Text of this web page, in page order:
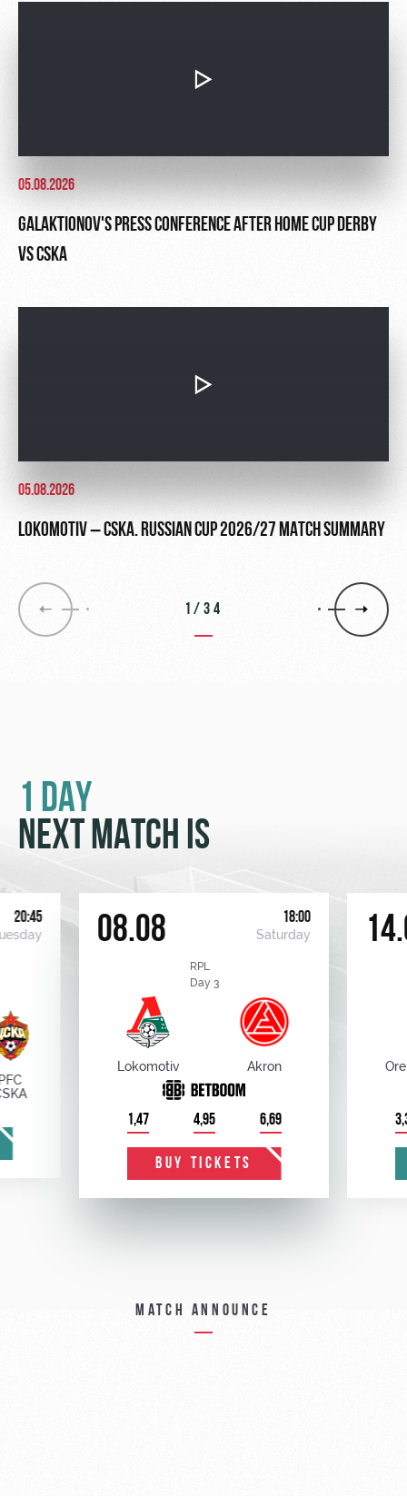
05.08.2026
GALAKTIONOV'S PRESS CONFERENCE AFTER HOME CUP DERBY
VS CSKA
05.08.2026
LOKOMOTIV – CSKA. RUSSIAN CUP 2026/27 MATCH SUMMARY
1/34
1 DAY
NEXT MATCH IS
20:45 08.08 18:00
Saturday
RPL
Day 3
Lokomotiv Akron
1,47 4,95 6,69
BUY TICKETS
Match announce